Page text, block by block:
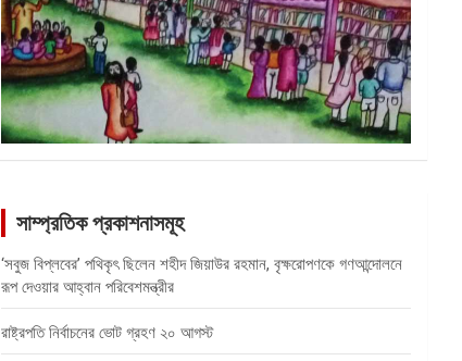
সাম্প্রতিক প্রকাশনাসমূহ
‘সবুজ বিপ্লবের’ পথিকৃৎ ছিলেন শহীদ জিয়াউর রহমান, বৃক্ষরোপণকে গণআন্দোলনে
রূপ দেওয়ার আহ্বান পরিবেশমন্ত্রীর
রাষ্ট্রপতি নির্বাচনের ভোট গ্রহণ ২০ আগস্ট